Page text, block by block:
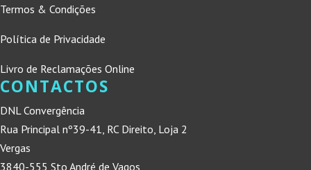
Termos & Condições
Política de Privacidade
Livro de Reclamações Online
CONTACTOS
DNL Convergência
Rua Principal nº39-41, RC Direito, Loja 2
Vergas
3840-555 Sto André de Vagos